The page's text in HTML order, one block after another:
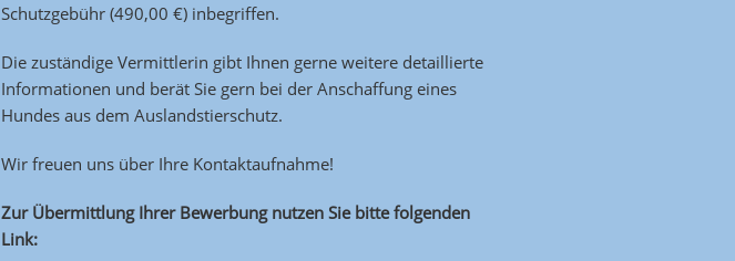
Schutzgebühr (490,00 €) inbegriffen.
Die zuständige Vermittlerin gibt Ihnen gerne weitere detaillierte
Informationen und berät Sie gern bei der Anschaffung eines
Hundes aus dem Auslandstierschutz.
Wir freuen uns über Ihre Kontaktaufnahme!
Zur Übermittlung Ihrer Bewerbung nutzen Sie bitte folgenden
Link: